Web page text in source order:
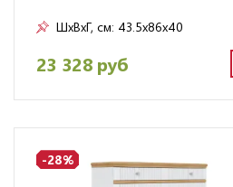
ШxВxГ, см: 43.5x86x40
23 328 руб
-28%